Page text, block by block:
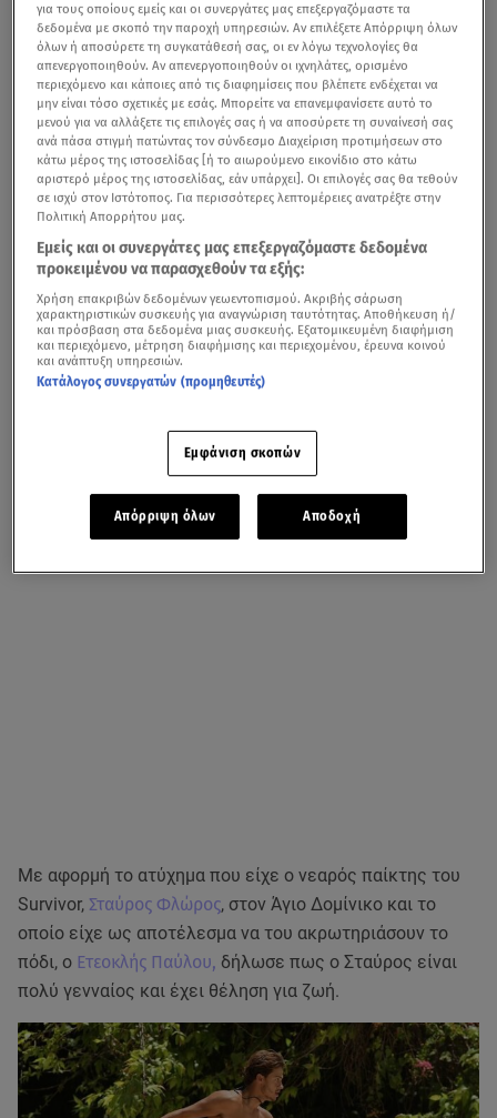
Με αφορμή το ατύχημα που είχε ο νεαρός παίκτης του
Survivor, Σταύρος Φλώρος, στον Άγιο Δομίνικο και το
οποίο είχε ως αποτέλεσμα να του ακρωτηριάσουν το
πόδι, ο Ετεοκλής Παύλου, δήλωσε πως ο Σταύρος είναι
πολύ γενναίος και έχει θέληση για ζωή.
για τους οποίους εμείς και οι συνεργάτες μας επεξεργαζόμαστε τα
δεδομένα με σκοπό την παροχή υπηρεσιών. Αν επιλέξετε Απόρριψη όλων
όλων ή αποσύρετε τη συγκατάθεσή σας, οι εν λόγω τεχνολογίες θα
απενεργοποιηθούν. Αν απενεργοποιηθούν οι ιχνηλάτες, ορισμένο
περιεχόμενο και κάποιες από τις διαφημίσεις που βλέπετε ενδέχεται να
μην είναι τόσο σχετικές με εσάς. Μπορείτε να επανεμφανίσετε αυτό το
μενού για να αλλάξετε τις επιλογές σας ή να αποσύρετε τη συναίνεσή σας
ανά πάσα στιγμή πατώντας τον σύνδεσμο Διαχείριση προτιμήσεων στο
κάτω μέρος της ιστοσελίδας [ή το αιωρούμενο εικονίδιο στο κάτω
αριστερό μέρος της ιστοσελίδας, εάν υπάρχει]. Οι επιλογές σας θα τεθούν
σε ισχύ στον Ιστότοπος. Για περισσότερες λεπτομέρειες ανατρέξτε στην
Πολιτική Απορρήτου μας.
Εμείς και οι συνεργάτες μας επεξεργαζόμαστε δεδομένα
προκειμένου να παρασχεθούν τα εξής:
Χρήση επακριβών δεδομένων γεωεντοπισμού. Ακριβής σάρωση
χαρακτηριστικών συσκευής για αναγνώριση ταυτότητας. Αποθήκευση ή/
και πρόσβαση στα δεδομένα μιας συσκευής. Εξατομικευμένη διαφήμιση
και περιεχόμενο, μέτρηση διαφήμισης και περιεχομένου, έρευνα κοινού
και ανάπτυξη υπηρεσιών.
Κατάλογος συνεργατών (προμηθευτές)
Εμφάνιση σκοπών
Απόρριψη όλων Αποδοχή